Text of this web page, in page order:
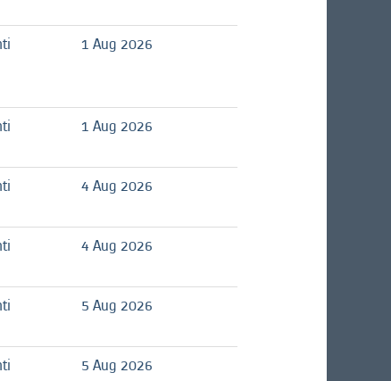
1 Aug 2026
1 Aug 2026
4 Aug 2026
4 Aug 2026
5 Aug 2026
5 Aug 2026